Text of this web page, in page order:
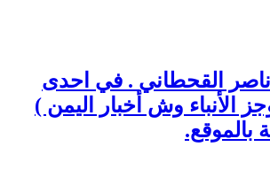
ناصر القحطاني . في احدى
الأنباء وش أخبار اليمن )
بالموقع.